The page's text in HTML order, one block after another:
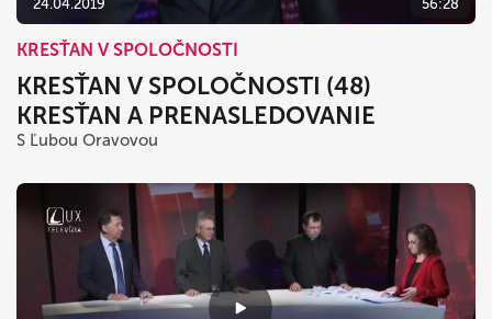
24.04.2019 56:28
KRESŤAN V SPOLOČNOSTI
KRESŤAN V SPOLOČNOSTI (48)
KRESŤAN A PRENASLEDOVANIE
S Ľubou Oravovou